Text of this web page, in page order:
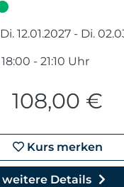
Di. 12.01.2027 - Di.
18:00 - 21:10 Uhr
108,00 €
Kurs merken
weitere Details